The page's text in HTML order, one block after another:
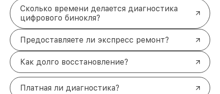
Сколько времени делается диагностика
цифрового бинокля?
Предоставляете ли экспресс ремонт?
Как долго восстановление?
Платная ли диагностика?